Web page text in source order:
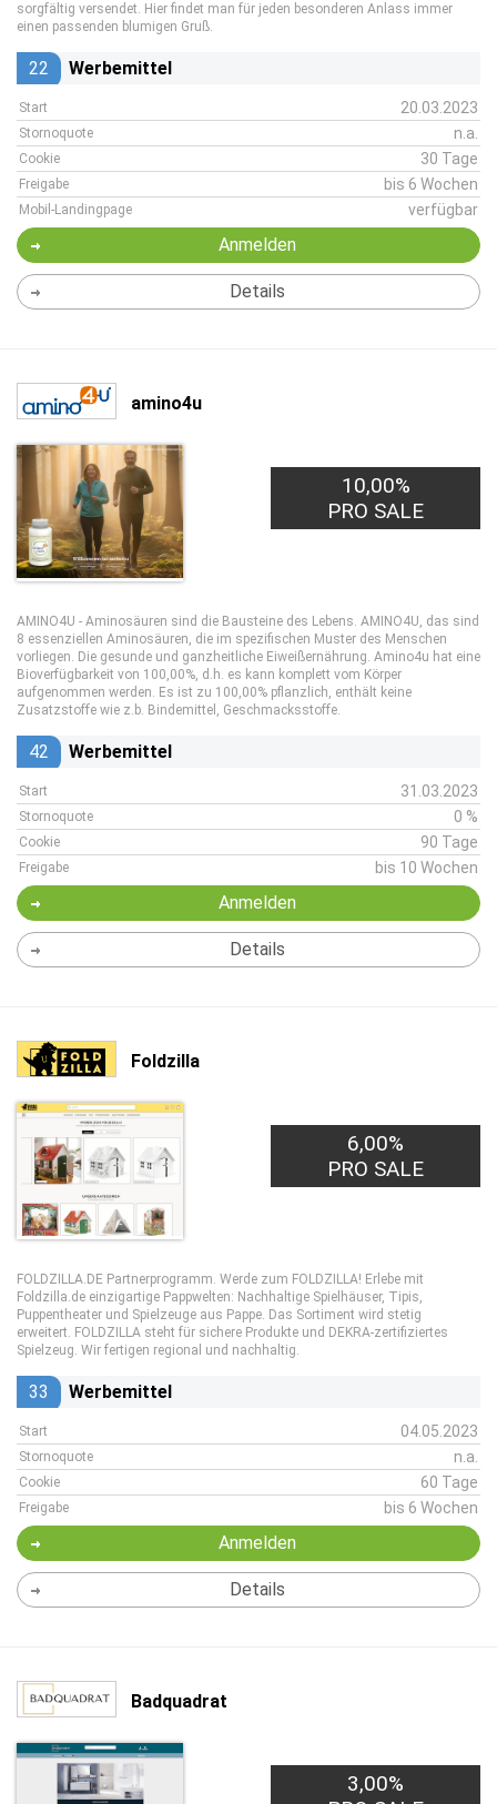
sorgfältig versendet. Hier findet man für jeden besonderen Anlass immer
einen passenden blumigen Gruß.
22 Werbemittel
Start 20.03.2023
Stornoquote n.a.
Cookie 30 Tage
Freigabe bis 6 Wochen
Mobil-Landingpage verfügbar
Anmelden
Details
amino4u
10,00%
PRO SALE
AMINO4U - Aminosäuren sind die Bausteine des Lebens. AMINO4U, das sind
8 essenziellen Aminosäuren, die im spezifischen Muster des Menschen
vorliegen. Die gesunde und ganzheitliche Eiweißernährung. Amino4u hat eine
Bioverfügbarkeit von 100,00%, d.h. es kann komplett vom Körper
aufgenommen werden. Es ist zu 100,00% pflanzlich, enthält keine
Zusatzstoffe wie z.b. Bindemittel, Geschmacksstoffe.
42 Werbemittel
Start 31.03.2023
Stornoquote 0 %
Cookie 90 Tage
Freigabe bis 10 Wochen
Anmelden
Details
Foldzilla
6,00%
PRO SALE
FOLDZILLA.DE Partnerprogramm. Werde zum FOLDZILLA! Erlebe mit
Foldzilla.de einzigartige Pappwelten: Nachhaltige Spielhäuser, Tipis,
Puppentheater und Spielzeuge aus Pappe. Das Sortiment wird stetig
erweitert. FOLDZILLA steht für sichere Produkte und DEKRA-zertifiziertes
Spielzeug. Wir fertigen regional und nachhaltig.
33 Werbemittel
Start 04.05.2023
Stornoquote n.a.
Cookie 60 Tage
Freigabe bis 6 Wochen
Anmelden
Details
Badquadrat
3,00%